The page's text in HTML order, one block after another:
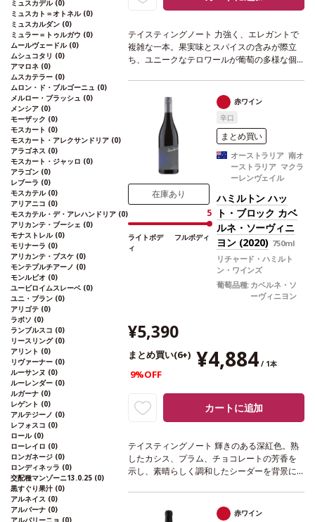
ミュスカデル (0)
ミュスカト＝オトネル (0)
ミュスカルダン (0)
ミュラー＝トゥルガウ (0)
ムールヴェードル (0)
ムシュコタリ (0)
アマロネ (0)
ムスカテラー (0)
ムロン・ド・ブルゴーニュ (0)
メルロー・ブラッシュ (0)
メンシア (0)
モーザック (0)
モスカート (0)
モスカート・アレクサンドリア (0)
アラゴネス (0)
モスカート・ジャッロ (0)
アラゴン (0)
レブーラ (0)
モスカテル (0)
アリアニコ (0)
モスカテル・デ・アレハンドリア (0)
アリカンテ・ブーシェ (0)
モナストレル (0)
モリナーラ (0)
アリカンテ・ブスケ (0)
モンテプルチアーノ (0)
モンルビオ (0)
ユービロイムスレーベ (0)
ユニ・ブラン (0)
アリゴテ (0)
ラボソ (0)
ランブルスコ (0)
リースリング (0)
アリント (0)
リヴァーナー (0)
ルーサンヌ (0)
ルーレンダー (0)
ルガーナ (0)
レゲント (0)
アルテジーノ (0)
レフォスコ (0)
ロール (0)
ローレイロ (0)
ロンガネージ (0)
ロンディネッラ (0)
交配種マンゾーニ13.0.25 (0)
黒すぐり果汁 (0)
アルネイス (0)
アルバーナ (0)
アルバリーニョ (0)
テイスティングノート 力強く、エレガントで
複雑な一本。果実味とスパイスの含みが際立
ち、ユニークなテロワールが葡萄の多様な個
特別な機会に理想的なお供となる、時代を超
えたクラシックワイン。合う料理
き焼き、うなぎの蒲焼などと好相性
メルロー 81%、カベルネ・フラン 9%、カベ
ルネ・ソーヴィニヨン 8%、マルベック 2%
HVE認証
在庫あり
5
ライトボデ
ィ
フルボディ
赤ワイン
辛口
まとめ買い
オーストラリア 南オ
ーストラリア マクラ
ーレンヴェイル
ハミルトン ハッ
ト・ブロック カベ
ルネ・ソーヴィニ
ヨン (2020) 750ml
リチャード・ハミルト
ン・ワインズ
葡萄品種: カベルネ・ソ
ーヴィニヨン
¥5,390
まとめ買い(6+) ¥4,884/ 1本
9%OFF
カートに追加
テイスティングノート 輝きのある深紅色。熟
したカシス、プラム、チョコレートの芳香を
示し、素晴らしく調和したシーダーを背景に
い余韻の後味を支える。合う料理和牛、濃厚
赤ワイン